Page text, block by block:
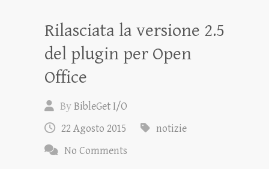
Rilasciata la versione 2.5
del plugin per Open
Office
ByBibleGet I/O
22 Agosto 2015
notizie
No Comments